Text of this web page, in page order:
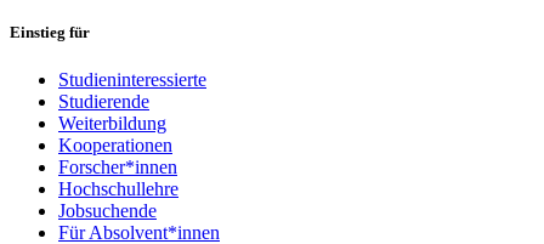
Einstieg für
Studieninteressierte
Studierende
Weiterbildung
Kooperationen
Forscher*innen
Hochschullehre
Jobsuchende
Für Absolvent*innen